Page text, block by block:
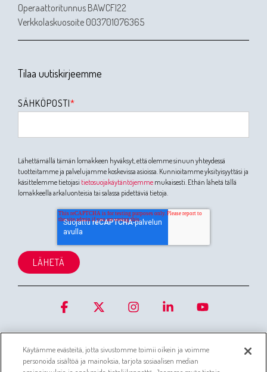
Operaattoritunnus BAWCFI22
Verkkolaskuosoite 003701076365
Tilaa uutiskirjeemme
SÄHKÖPOSTI*
Lähettämällä tämän lomakkeen hyväksyt, että olemme sinuun yhteydessä
tuotteitamme ja palvelujamme koskevissa asioissa. Kunnioitamme yksityisyyttäsi ja
käsittelemme tietojasi tietosuojakäytäntöjemme mukaisesti. Ethän lähetä tällä
lomakkeella arkaluonteisia tai salassa pidettäviä tietoja.
Facebook Instagram Linkedin
Käytämme evästeitä, jotta sivustomme toimii oikein ja voimme
personoida sisältöä ja mainoksia, tarjota sosiaalisen median